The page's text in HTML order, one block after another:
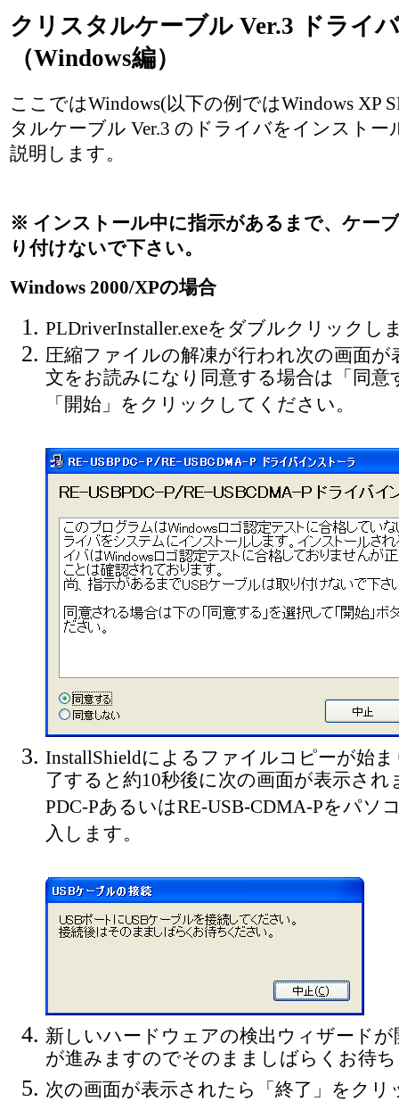
クリスタルケーブル Ver.3 ドライ
（Windows編）
ここではWindows(以下の例ではWindows XP
タルケーブル Ver.3 のドライバをインスト
説明します。
※ インストール中に指示があるまで、ケー
り付けないで下さい。
Windows 2000/XPの場合
PLDriverInstaller.exeをダブルクリックし
圧縮ファイルの解凍が行われ次の画面が
文をお読みになり同意する場合は「同意
「開始」をクリックしてください。
InstallShieldによるファイルコピーが始
了すると約10秒後に次の画面が表示され
PDC-PあるいはRE-USB-CDMA-Pをパソ
入します。
新しいハードウェアの検出ウィザード
が進みますのでそのまましばらくお待
次の画面が表示されたら「終了」をク